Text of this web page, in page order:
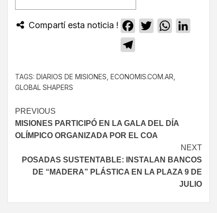
Compartí esta noticia ! Facebook
TwitterWhatsApp
TAGS: DIARIOS DE MISIONES ECONOMIS.COM.AR
GLOBAL SHAPERS
PREVIOUS
MISIONES PARTICIPÓ EN LA GALA DEL DÍA
OLÍMPICO ORGANIZADA POR EL COA
NEXT
POSADAS SUSTENTABLE: INSTALAN BANCOS
DE “MADERA” PLÁSTICA EN LA PLAZA 9 DE
JULIO